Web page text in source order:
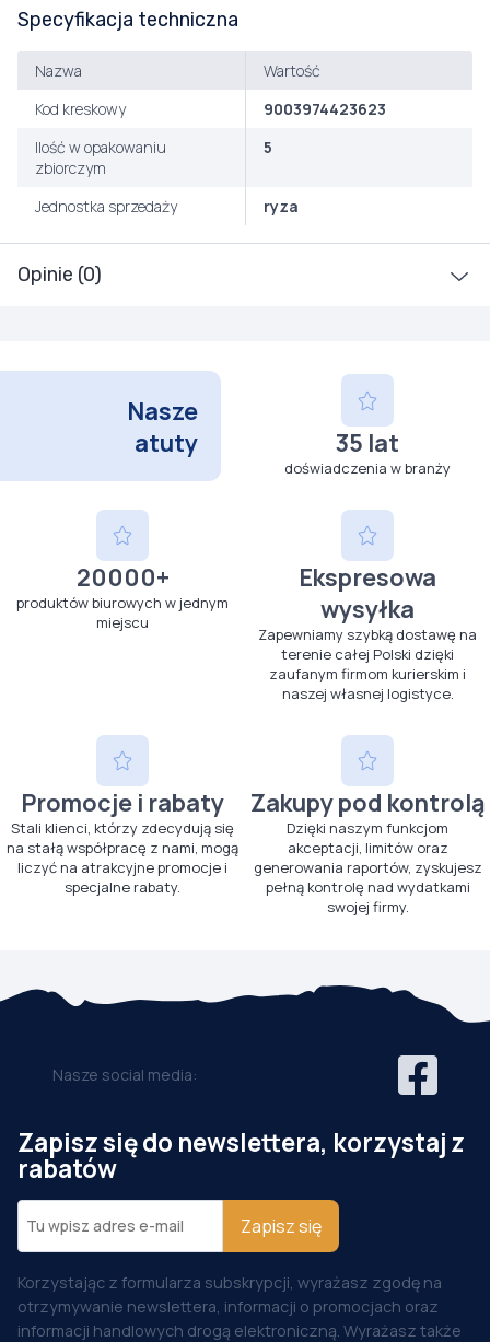
Opinie (0)
Specyfikacja techniczna
Nazwa
Wartość
Kod kreskowy
9003974423623
Ilość w opakowaniu
zbiorczym
5
Jednostka sprzedaży ryza
Nasze
atuty
35 lat
doświadczenia w branży
20000+
produktów biurowych w jednym
miejscu
Ekspresowa
wysyłka
Zapewniamy szybką dostawę na
terenie całej Polski dzięki
zaufanym firmom kurierskim i
naszej własnej logistyce.
Promocje i rabaty
Stali klienci, którzy zdecydują się
na stałą współpracę z nami, mogą
liczyć na atrakcyjne promocje i
specjalne rabaty.
Zakupy pod kontrolą
Dzięki naszym funkcjom
akceptacji, limitów oraz
generowania raportów, zyskujesz
pełną kontrolę nad wydatkami
swojej firmy.
Nasze social media:
Zapisz się do newslettera, korzystaj z
rabatów
Zapisz się
Korzystając z formularza subskrypcji, wyrażasz zgodę na
otrzymywanie newslettera, informacji o promocjach oraz
informacji handlowych drogą elektroniczną. Wyrażasz także